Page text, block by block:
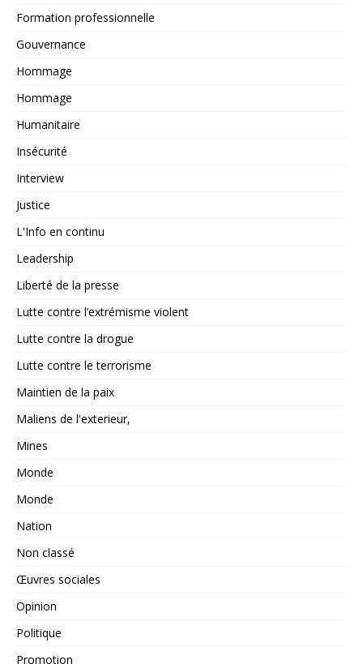
Formation professionnelle
Gouvernance
Hommage
Hommage
Humanitaire
Insécurité
Interview
Justice
L'Info en continu
Leadership
Liberté de la presse
Lutte contre l’extrémisme violent
Lutte contre la drogue
Lutte contre le terrorisme
Maintien de la paix
Maliens de l'exterieur,
Mines
Monde
Monde
Nation
Non classé
Œuvres sociales
Opinion
Politique
Promotion